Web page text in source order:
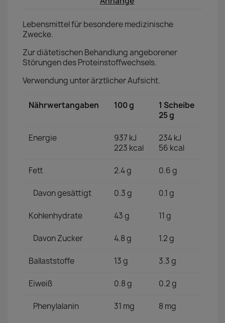
Lebensmittel für besondere medizinische
Zwecke.
Zur diätetischen Behandlung angeborener
Störungen des Proteinstoffwechsels.
Verwendung unter ärztlicher Aufsicht.
Nährwertangaben 100 g
1 Scheibe
25 g
Energie
937 kJ
223 kcal
234 kJ
56 kcal
Fett 2.4 g 0.6 g
Davon gesättigt 0.3 g 0.1 g
Kohlenhydrate 43 g 11 g
Davon Zucker 4.8 g 1.2 g
Ballaststoffe 13 g 3.3 g
Eiweiß 0.8 g 0.2 g
Phenylalanin 31 mg 8 mg